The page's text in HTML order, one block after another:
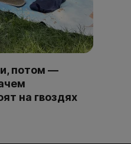
потом —
на гвоздях